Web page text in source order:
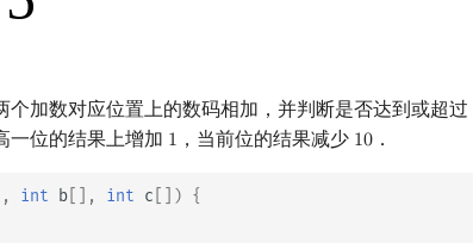
个加数对应位置上的数码相加，并判断是否达到或超过
一位的结果上增加 1
1 ，当前位的结果减少 10
10 ．
int b [], int c []) {